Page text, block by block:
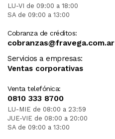
LU-VI de 09:00 a 18:00
SA de 09:00 a 13:00
Cobranza de créditos:
cobranzas@fravega.com.ar
Servicios a empresas:
Ventas corporativas
Venta telefónica:
0810 333 8700
LU-MIE de 08:00 a 23:59
JUE-VIE de 08:00 a 20:00
SA de 09:00 a 13:00